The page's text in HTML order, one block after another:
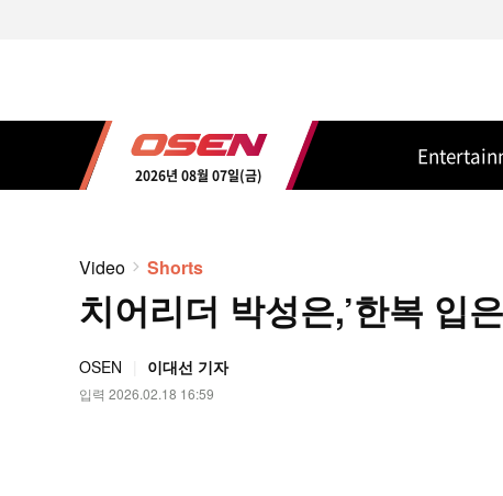
2026년 08월 07일(금)
Video Shorts
치어리더 박성은,’한복 입
OSEN 이대선 기자
입력 2026.02.18 16:59